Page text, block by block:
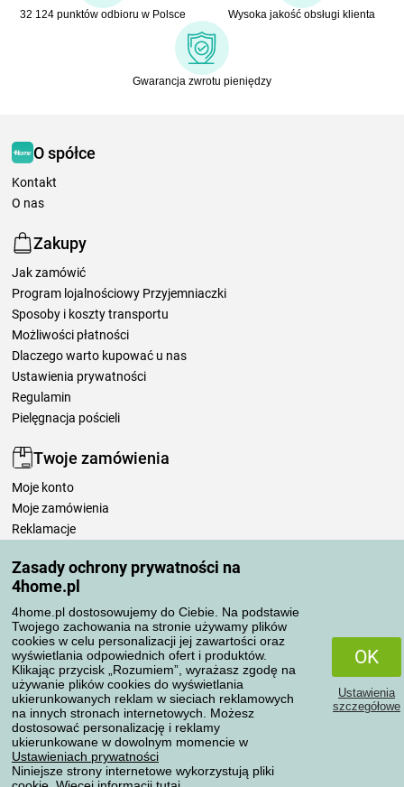
Zasady ochrony prywatności na
4home.pl
4home.pl dostosowujemy do Ciebie. Na podstawie
Twojego zachowania na stronie używamy plików
cookies w celu personalizacji jej zawartości oraz
wyświetlania odpowiednich ofert i produktów.
Klikając przycisk „Rozumiem”, wyrażasz zgodę na
używanie plików cookies do wyświetlania
ukierunkowanych reklam w sieciach reklamowych
na innych stronach internetowych. Możesz
dostosować personalizację i reklamy
ukierunkowane w dowolnym momencie w
Ustawieniach prywatności
Niniejsze strony internetowe wykorzystują pliki
OK
Ustawienia
szczegółowe
32 124 punktów odbioru w Polsce Wysoka jakość obsługi klienta
Gwarancja zwrotu pieniędzy
O spółce
Kontakt
O nas
Zakupy
Jak zamówić
Program lojalnościowy Przyjemniaczki
Sposoby i koszty transportu
Możliwości płatności
Dlaczego warto kupować u nas
Ustawienia prywatności
Regulamin
Pielęgnacja pościeli
Twoje zamówienia
Moje konto
Moje zamówienia
Reklamacje
Zasady przetwarzania recenzji
Sposoby transportu
Metody płatności
Niezawodny sklep